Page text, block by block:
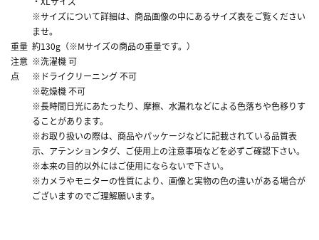
※サイズについて詳細は、商品画像の中にあるサイズ表をご覧ください
ませ。
重量 約130g（※Mサイズの商品の重量です。）
注意
点
※洗濯機 可
※ドライクリーニング 不可
※乾燥機 不可
※長時間日光にあたったり、摩擦、水漏れなどによる色落ちや色移りす
ることがあります。
※お取り扱いの際は、商品やパッケージなどに記載されている品質表
示、アテンションタグ、ご使用上の注意事項などを必ずご確認下さい。
※本来の目的以外にはご使用にならないで下さい。
※カメラやモニターの性質により、画像と実物の色の違いがある場合が
ございますのでご理解願います。